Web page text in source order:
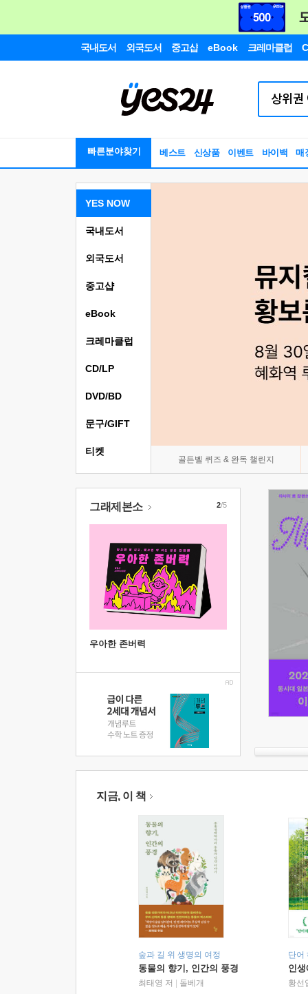
국내도서 외국도서 중고샵 eBook 크레마클럽
빠른분야찾기 베스트 신상품 이벤트 바이백 매
YES NOW
골든벨 퀴즈 & 완독 챌린지
국내도서
외국도서
중고샵
eBook
크레마클럽
CD/LP
DVD/BD
문구/GIFT
티켓
그래제본소
우아한 존버력
2/5
지금, 이 책
숲과 길 위 생명의 여정
동물의 향기, 인간의 풍경
최태영 저
돌베개
단어
인
황선